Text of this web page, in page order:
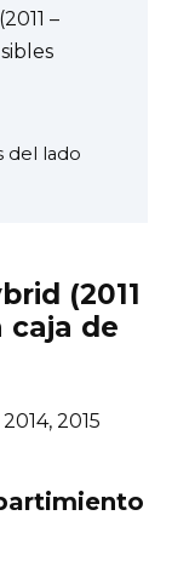
–
del lado
(2011
caja de
2015